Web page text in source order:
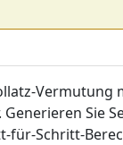
Vermutung
Sie
für-Schritt-